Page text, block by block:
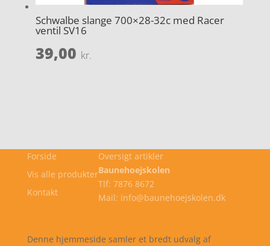
Schwalbe slange 700×28-32c med Racer
ventil SV16
39,00 kr.
Forside
Vis alle produkter
Kontakt
Oversigt artikler
Baunehoejskolen
Tlf: 7876 8672
Mail: info@baunehoejskolen.dk
Denne hjemmeside samler et bredt udvalg af